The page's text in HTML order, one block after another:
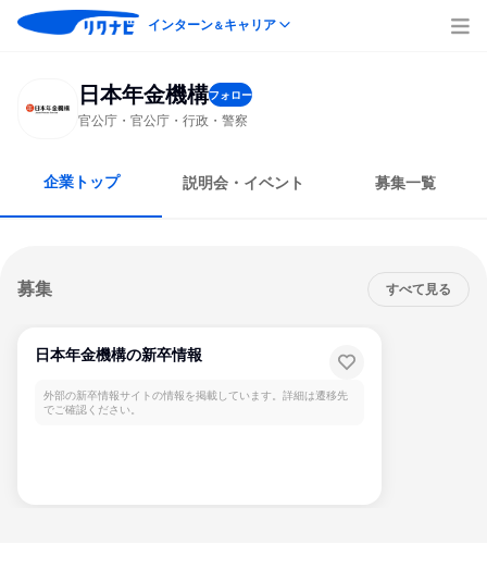
インターン＆キャリア
日本年金機構フォロー
官公庁・官公庁・行政・警察
企業トップ 説明会・イベント 募集一覧
募集 すべて見る
日本年金機構の新卒情報
外部の新卒情報サイトの情報を掲載しています。詳細は遷移先
でご確認ください。